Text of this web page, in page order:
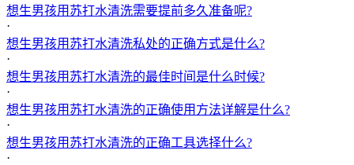
想生男孩用苏打水清洗需要提前多久准备呢?
·
想生男孩用苏打水清洗私处的正确方式是什么?
·
想生男孩用苏打水清洗的最佳时间是什么时候?
·
想生男孩用苏打水清洗的正确使用方法详解是什么?
·
想生男孩用苏打水清洗的正确工具选择什么?
·